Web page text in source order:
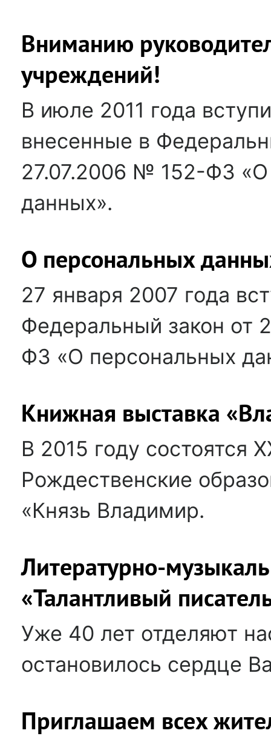
Вниманию
учреждений!
В июле 2011 года
внесенные в
27.07.2006 № 152-ФЗ
данных».
О персональных
27 января 2007 года
Федеральный закон от
ФЗ «О персональных
Книжная выставка
В 2015 году состоятся
Рождественские
«Князь Владимир.
Литературно-
«Талантливый
Уже 40 лет отделяют
остановилось сердце
Приглашаем всех